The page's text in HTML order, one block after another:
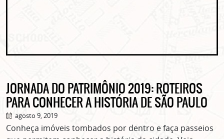
JORNADA DO PATRIMÔNIO 2019: ROTEIROS
PARA CONHECER A HISTÓRIA DE SÃO PAULO
agosto 9, 2019
Conheça imóveis tombados por dentro e faça passeios